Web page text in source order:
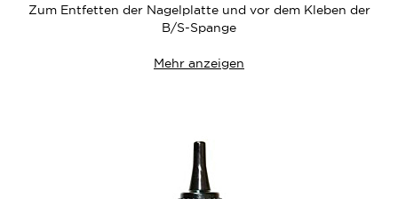
Zum Entfetten der Nagelplatte und vor dem Kleben der
B/S-Spange
Mehr anzeigen